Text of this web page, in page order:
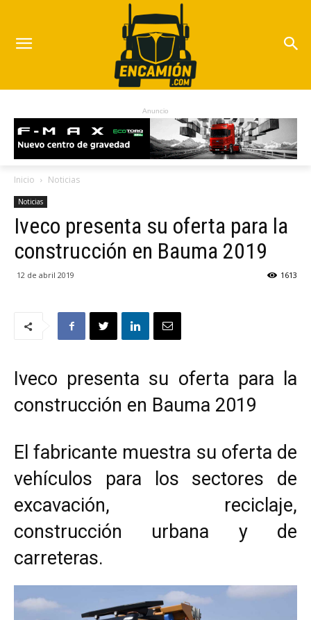
Anuncio
Inicio Noticias
Noticias
Iveco presenta su oferta para la
construcción en Bauma 2019
12 de abril 2019 1613
Iveco presenta su oferta para la
construcción en Bauma 2019
El fabricante muestra su oferta de
vehículos para los sectores de
excavación, reciclaje,
construcción urbana y de
carreteras.